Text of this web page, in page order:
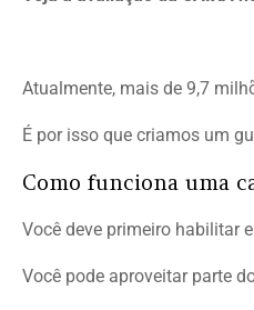
Atualmente, mais de 9,7
É por isso que criamos um
Como funciona uma
Você deve primeiro habilitar
Você pode aproveitar parte